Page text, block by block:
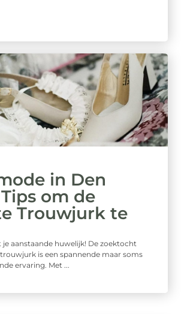
in Den
om de
Trouwjurk te
je aanstaande huwelijk! De zoektocht
is een spannende maar soms
ervaring. Met ...